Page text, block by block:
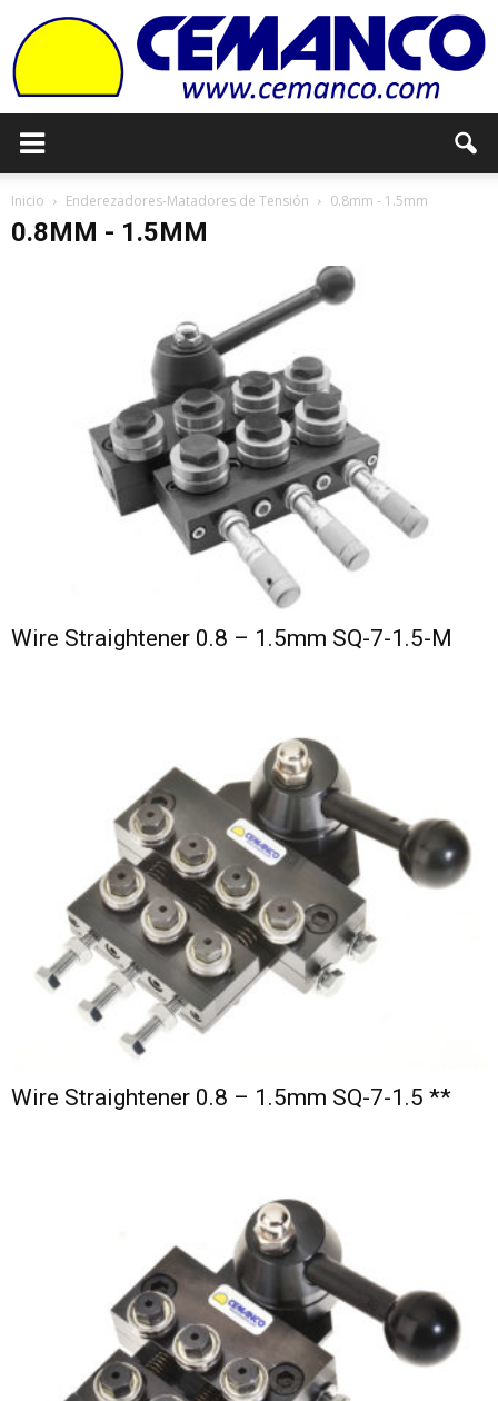
Inicio Enderezadores-Matadores de Tensión 0.8mm - 1.5mm
0.8MM - 1.5MM
Wire Straightener 0.8 – 1.5mm SQ-7-1.5-M
Wire Straightener 0.8 – 1.5mm SQ-7-1.5 **